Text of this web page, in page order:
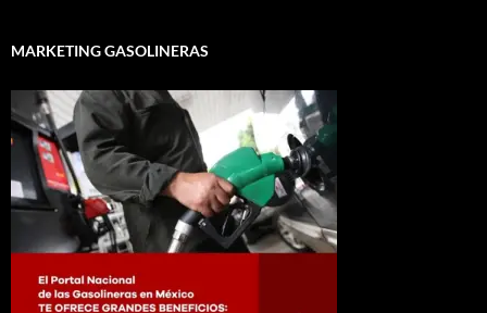
MARKETING GASOLINERAS